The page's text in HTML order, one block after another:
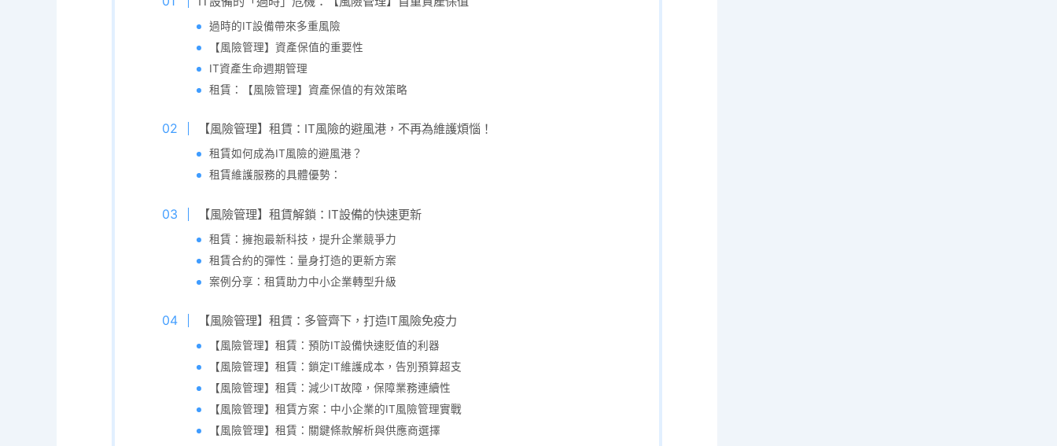
過時的IT設備帶來多重風險
【風險管理】資產保值的重要性
IT資產生命週期管理
租賃：【風險管理】資產保值的有效策略
【風險管理】租賃：IT風險的避風港，不再為維護煩惱！
租賃如何成為IT風險的避風港？
租賃維護服務的具體優勢：
【風險管理】租賃解鎖：IT設備的快速更新
租賃：擁抱最新科技，提升企業競爭力
租賃合約的彈性：量身打造的更新方案
案例分享：租賃助力中小企業轉型升級
【風險管理】租賃：多管齊下，打造IT風險免疫力
【風險管理】租賃：預防IT設備快速貶值的利器
【風險管理】租賃：鎖定IT維護成本，告別預算超支
【風險管理】租賃：減少IT故障，保障業務連續性
【風險管理】租賃方案：中小企業的IT風險管理實戰
【風險管理】租賃：關鍵條款解析與供應商選擇